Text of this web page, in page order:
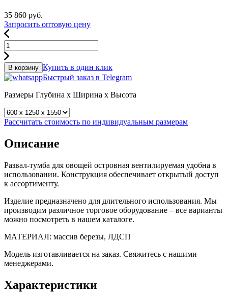
35 860 руб.
Запросить оптовую цену
В корзину Купить в один клик
Быстрый заказ в Telegram
Размеры Глубина x Ширина x Высота
Рассчитать стоимость по индивидуальным размерам
Описание
Развал-тумба для овощей островная вентилируемая удобна в
использовании. Конструкция обеспечивает открытый доступ
к ассортименту.
Изделие предназначено для длительного использования. Мы
производим различное торговое оборудование – все варианты
можно посмотреть в нашем каталоге.
МАТЕРИАЛ: массив березы, ЛДСП
Модель изготавливается на заказ. Свяжитесь с нашими
менеджерами.
Характеристики